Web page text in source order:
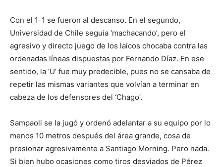
Con el 1-1 se fueron al descanso. En el segundo,
Universidad de Chile seguía ‘machacando’, pero el
agresivo y directo juego de los laicos chocaba contra las
ordenadas líneas dispuestas por Fernando Díaz. En ese
sentido, la ‘U’ fue muy predecible, pues no se cansaba de
repetir las mismas variantes que volvían a terminar en
cabeza de los defensores del ‘Chago’.
Sampaoli se la jugó y ordenó adelantar a su equipo por lo
menos 10 metros después del área grande, cosa de
presionar agresivamente a Santiago Morning. Pero nada.
Si bien hubo ocasiones como tiros desviados de Pérez